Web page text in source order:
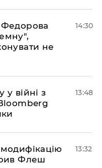
Федорова
не
14:30
у війні з
13:48
Флеш
13:32